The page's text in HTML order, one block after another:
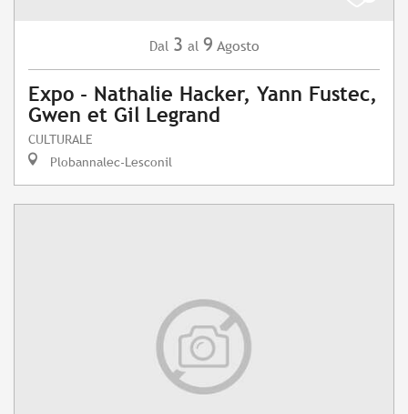
Dal 3 al 9 Agosto
Expo - Nathalie Hacker, Yann Fustec,
Gwen et Gil Legrand
CULTURALE
Plobannalec-Lesconil